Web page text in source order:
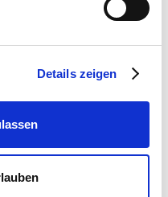
Details zeigen